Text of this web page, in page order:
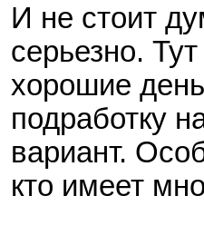
И не стоит
серьезно.
хорошие
подработку
вариант.
кто имеет